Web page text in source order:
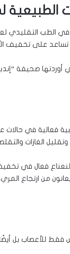
الطب التقليدي
على تخفيف
أوردتها صحيفة
فعالية في
الغازات
فعال في
من ارتجاع
فقط للأعصاب بل